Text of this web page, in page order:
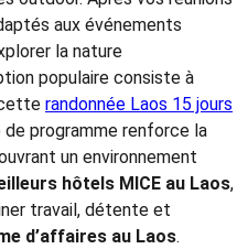
MICE au‎ Laos
aux attentes actuelles‎ du
établissements proposent‎ des
les séminaires‎ et les
aussi des chambres
infrastructures pensées pour
Les hôtels pour‎ le
construire‎ des séjours‎
un environnement inspirant.
d’entreprise Laosmettent à
pour accueillir‎ vos équipes et
Si‎ vous cherchezoù